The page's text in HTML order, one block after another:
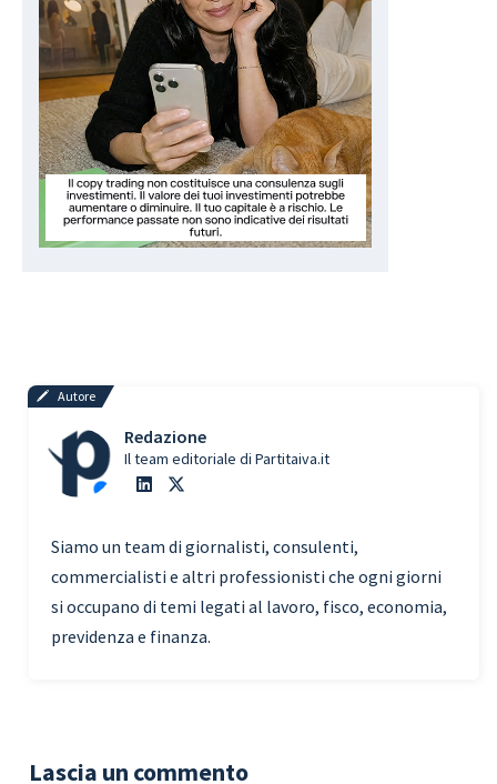
Autore
Redazione
Il team editoriale di Partitaiva.it
Siamo un team di giornalisti, consulenti,
commercialisti e altri professionisti che ogni giorni
si occupano di temi legati al lavoro, fisco, economia,
previdenza e finanza.
Lascia un commento